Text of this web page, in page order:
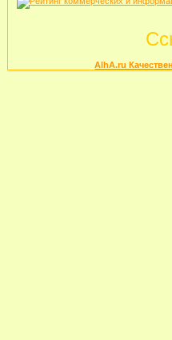
AlhA.ru